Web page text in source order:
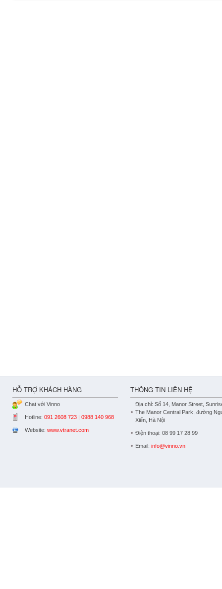
HỖ TRỢ KHÁCH HÀNG
Chat với Vinno
Hotline: 091 2608 723 | 0988 140 968
Website: www.vtranet.com
THÔNG TIN LIÊN HỆ
Địa chỉ: Số 14, Manor Street,
The Manor Central Park, đường
Xiển, Hà Nội
Điện thoại: 08 99 17 28 99
Email: info@vinno.vn